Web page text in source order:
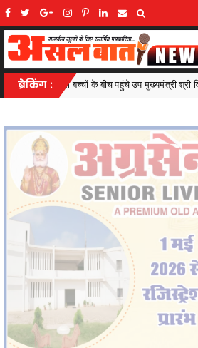
ब्रेकिंग :श्री विजय शर्मा उपमुख्यमंत्री श्री विजय शर्मा